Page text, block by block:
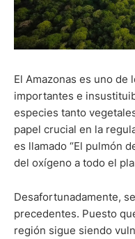
El Amazonas es uno de
importantes e
especies tanto
papel crucial en la
es llamado “El pulmón
del oxígeno a todo el
Desafortunadamente,
precedentes. Puesto
región sigue siendo